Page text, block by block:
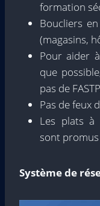
formation
Boucliers
(magasins,
Pour aider
que
pas de
Pas de feux
Les plats à
sont
Système de